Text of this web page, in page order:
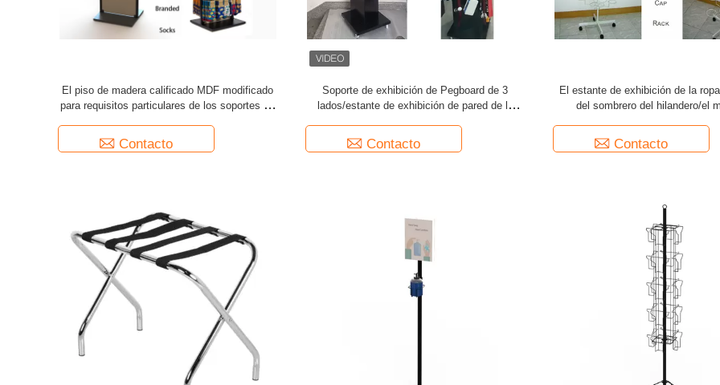
El piso de madera calificado MDF modificado
para requisitos particulares de los soportes de
Contacto
Soporte de exhibición de Pegboard de 3
lados/estante de exhibición de pared de la
Contacto
El estante de exhibición de la
del sombrero del hilandero/el
sombrero de béisbol
Contacto